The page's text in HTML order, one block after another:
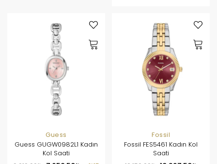
Guess
Guess GUGW0982L1 Kadın
Kol Saati
Fossil
Fossil FES5461 Kadın Kol
Saati